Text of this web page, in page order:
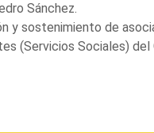
Sánchez.
y sostenimiento de
(Servicios Sociales) del